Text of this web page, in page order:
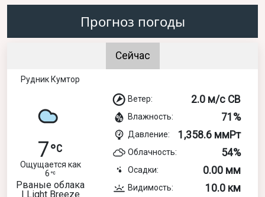
Прогноз погоды
Сейчас
Рудник Кумтор
7
Ощущается как
6
Рваные облака
| Light Breeze
Ветер: 2.0 м/с СВ
Влажность: 71%
Давление: 1,358.6 ммРт
Облачность: 54%
Осадки: 0.00 мм
Видимость: 10.0 км